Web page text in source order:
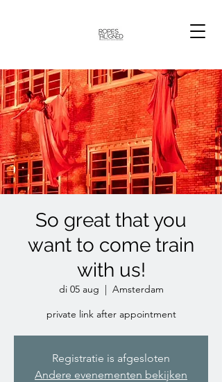
So great that you
want to come train
with us!
di 05 aug
  |
Amsterdam
private link after appointment
Registratie is afgesloten
Andere evenementen bekijken